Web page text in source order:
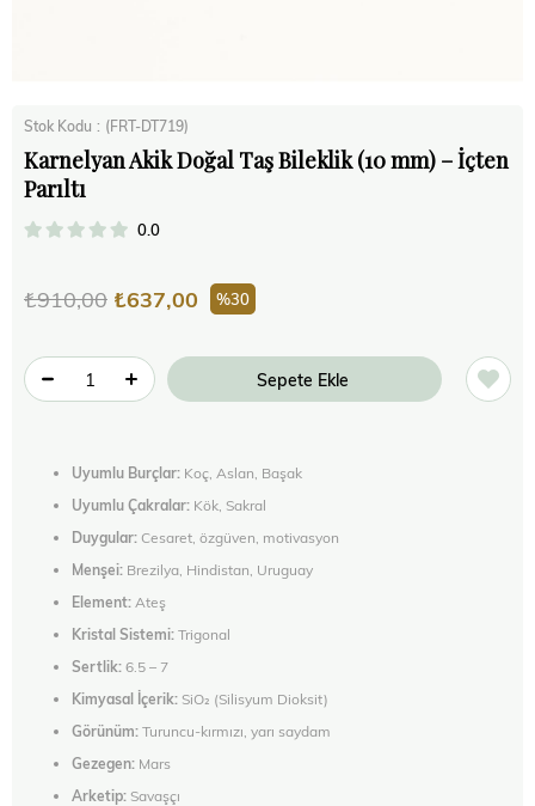
Stok Kodu (FRT-DT719)
Karnelyan Akik Doğal Taş Bileklik (10 mm) – İçten
Parıltı
0.0
₺910,00 ₺637,00 30
Uyumlu Burçlar: Koç, Aslan, Başak
Uyumlu Çakralar: Kök, Sakral
Duygular: Cesaret, özgüven, motivasyon
Menşei: Brezilya, Hindistan, Uruguay
Element: Ateş
Kristal Sistemi:Trigonal
Sertlik:6.5 – 7
Kimyasal İçerik: SiO₂ (Silisyum Dioksit)
Görünüm:Turuncu-kırmızı, yarı saydam
Gezegen: Mars
Arketip: Savaşçı